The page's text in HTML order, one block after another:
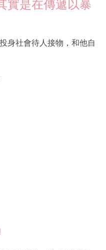
實是在傳遞以暴
身社會待人接物，和他自